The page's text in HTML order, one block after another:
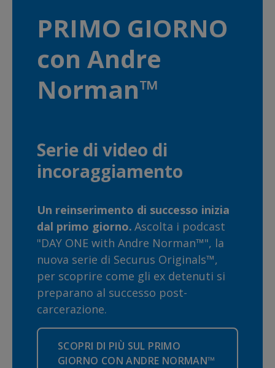
PRIMO GIORNO
con Andre
Norman™
Serie di video di
incoraggiamento
Un reinserimento di successo inizia
dal primo giorno. Ascolta i podcast
"DAY ONE with Andre Norman™", la
nuova serie di Securus Originals™,
per scoprire come gli ex detenuti si
preparano al successo post-
carcerazione.
SCOPRI DI PIÙ SUL PRIMO
GIORNO CON ANDRE NORMAN™